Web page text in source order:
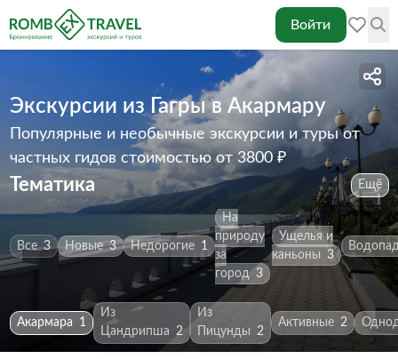
Войти
Экскурсии из Гагры в Акармару
Популярные и необычные экскурсии и туры от
частных гидов стоимостью от 3800 ₽
Тематика Ещё
Все 3 Новые 3 Недорогие 1
На
природу
за
город 3
Ущелья и
каньоны 3
Акармара 1
Из
Цандрипша 2
Из
Пицунды 2
Активные 2